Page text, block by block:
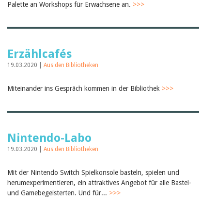
Palette an Workshops für Erwachsene an. >>>
Erzählcafés
19.03.2020 | Aus den Bibliotheken
Miteinander ins Gespräch kommen in der Bibliothek >>>
Nintendo-Labo
19.03.2020 | Aus den Bibliotheken
Mit der Nintendo Switch Spielkonsole basteln, spielen und
herumexperimentieren, ein attraktives Angebot für alle Bastel-
und Gamebegeisterten. Und für... >>>